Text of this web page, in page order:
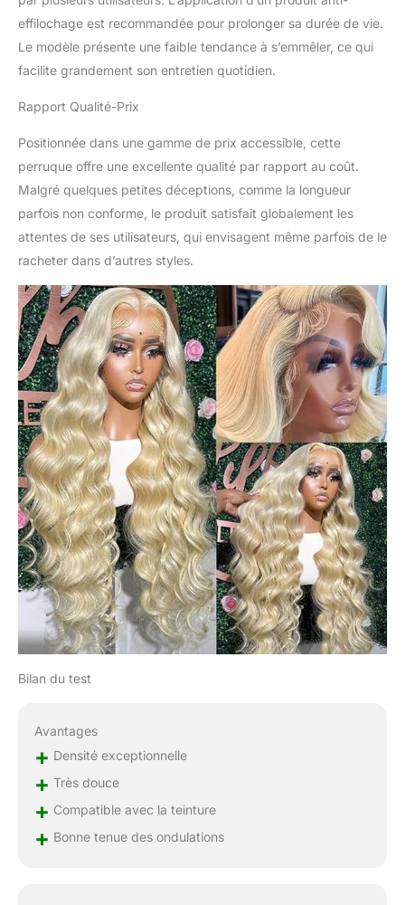
gêne. Perruque de
cheveux humains avec
dentelle frontale 613 x
du teint de la peau,
nœuds décolorés, ligne
capillaire naturelle, pré-
complète et épaisse,
convient à votre usage
quotidien, convient à
effilochage est recommandée pour prolonger sa durée de vie.
Le modèle présente une faible tendance à s’emmêler, ce qui
facilite grandement son entretien quotidien.
Rapport Qualité-Prix
Positionnée dans une gamme de prix accessible, cette
perruque offre une excellente qualité par rapport au coût.
Malgré quelques petites déceptions, comme la longueur
parfois non conforme, le produit satisfait globalement les
attentes de ses utilisateurs, qui envisagent même parfois de le
racheter dans d’autres styles.
Bilan du test
Avantages
+ Densité exceptionnelle
+ Très douce
+ Compatible avec la teinture
+ Bonne tenue des ondulations